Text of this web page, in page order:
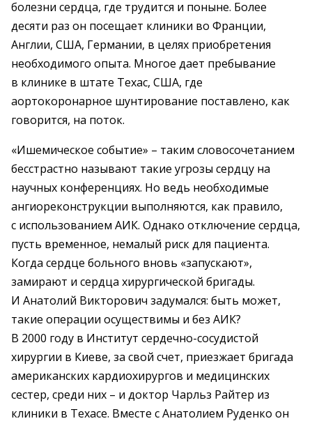
болезни сердца, где трудится и поныне. Более
десяти раз он посещает клиники во Франции,
Англии, США, Германии, в целях приобретения
необходимого опыта. Многое дает пребывание
в клинике в штате Техас, США, где
аортокоронарное шунтирование поставлено, как
говорится, на поток.
«Ишемическое событие» – таким словосочетанием
бесстрастно называют такие угрозы сердцу на
научных конференциях. Но ведь необходимые
ангиореконструкции выполняются, как правило,
с использованием АИК. Однако отключение сердца,
пусть временное, немалый риск для пациента.
Когда сердце больного вновь «запускают»,
замирают и сердца хирургической бригады.
И Анатолий Викторович задумался: быть может,
такие операции осуществимы и без АИК?
В 2000 году в Институт сердечно-сосудистой
хирургии в Киеве, за свой счет, приезжает бригада
американских кардиохирургов и медицинских
сестер, среди них – и доктор Чарльз Райтер из
клиники в Техасе. Вместе с Анатолием Руденко он